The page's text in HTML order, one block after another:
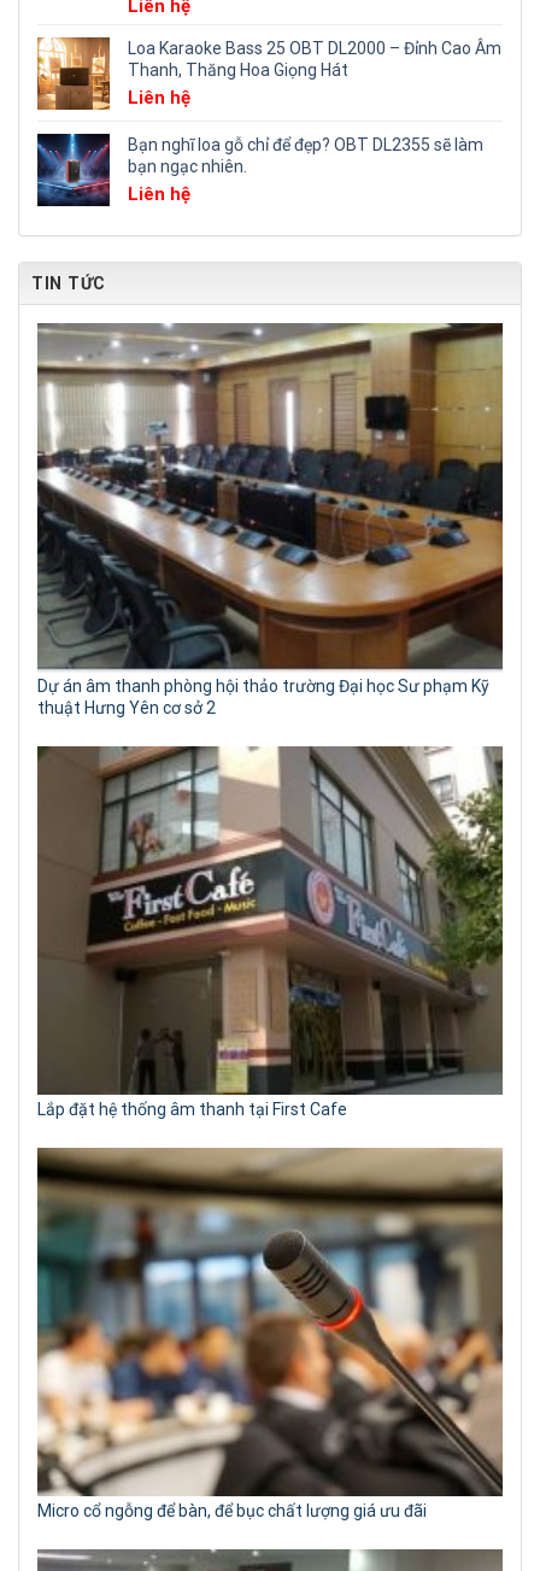
Rated5.00
Liên hệ
Loa Karaoke Bass 25 OBT DL2000 – Đỉnh Cao Âm
Thanh, Thăng Hoa Giọng Hát
Liên hệ
Bạn nghĩ loa gỗ chỉ để đẹp? OBT DL2355 sẽ làm
bạn ngạc nhiên.
Liên hệ
TIN TỨC
Dự án âm thanh phòng hội thảo trường Đại học Sư phạm Kỹ
thuật Hưng Yên cơ sở 2
Lắp đặt hệ thống âm thanh tại First Cafe
Micro cổ ngỗng để bàn, để bục chất lượng giá ưu đãi